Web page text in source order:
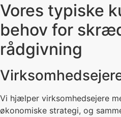
Vores typiske
behov for
rådgivning
Vi hjælper virksomhedsejere
økonomiske strategi, og